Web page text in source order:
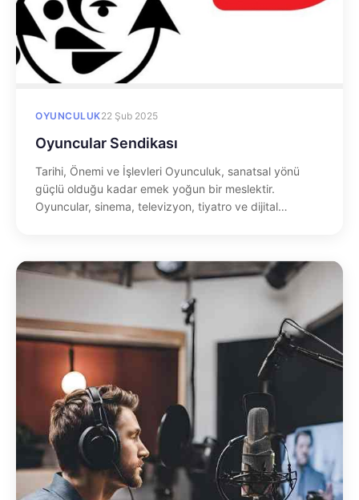
OYUNCULUK22 Şub 2025
Oyuncular Sendikası
Tarihi, Önemi ve İşlevleri Oyunculuk, sanatsal yönü
güçlü olduğu kadar emek yoğun bir meslektir.
Oyuncular, sinema, televizyon, tiyatro ve dijital…